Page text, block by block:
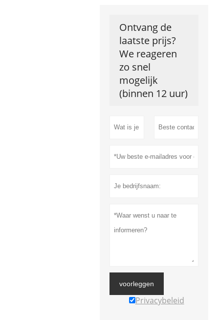
Ontvang de
laatste prijs?
We reageren
zo snel
mogelijk
(binnen 12 uur)
voorleggen
Privacybeleid